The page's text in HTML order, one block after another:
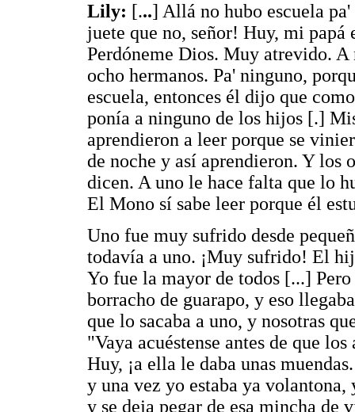
Lily: [...] Allá no hubo escuela
juete que no, señor! Huy, mi
Perdóneme Dios. Muy atrevido.
ocho hermanos. Pa' ninguno,
escuela, entonces él dijo que
ponía a ninguno de los hijos [.]
aprendieron a leer porque se
de noche y así aprendieron. Y los
dicen. A uno le hace falta que lo
El Mono sí sabe leer porque él
Uno fue muy sufrido desde
todavía a uno. ¡Muy sufrido! El
Yo fue la mayor de todos [...]
borracho de guarapo, y eso
que lo sacaba a uno, y nosotras
"Vaya acuéstense antes de que
Huy, ¡a ella le daba unas
y una vez yo estaba ya
y se deja pegar de esa mincha de